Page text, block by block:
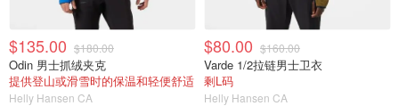
$135.00 $180.00
Odin 男士抓绒夹克
提供登山或滑雪时的保温和轻便舒适
Helly Hansen CA
$80.00 $160.00
Varde 1/2拉链男士卫衣
剩L码
Helly Hansen CA